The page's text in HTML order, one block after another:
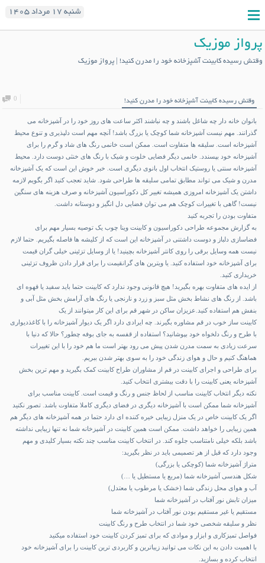
شنبه ۱۷ مرداد ۱۴۰۵
پرواز موزیک
وقتش رسیده کابینت آشپزخانه خود را مدرن کنید! | پرواز موزیک
وقتش رسیده کابینت آشپزخانه خود را مدرن کنید! 0
بانوان خانه دار چه شاغل باشند و چه نباشند اکثر ساعت های روز خود را در آشپزخانه می
گذرانند. مهم نیست آشپزخانه شما کوچک یا بزرگ باشد! آنچه مهم است دلپذیری و تنوع محیط
آشپزخانه است. سلیقه ها متفاوت است. ممکن است خانمی رنگ های شاد و گرم را برای
آشپزخانه خود بپسندد. خانمی دیگر فضایی خلوت و شیک با رنگ های خنثی دوست دارد. محیط
آشپزخانه سنتی یا روستیک انتخاب اول بانوی دیگری است. خبر خوش این است که یک آشپزخانه
مدرن و شیک می تواند مطابق تمامی سلیقه ها طراحی شود. شاید تعجب کنید اگر بگویم لازمه
داشتن یک آشپزخانه امروزی همیشه تغییر کل دکوراسیون آشپزخانه و صرف هزینه های سنگین
نیست! گاهی با تغییرات کوچک هم می توان فضایی دل انگیز و دوستانه داشت.
متفاوت بودن را تجربه کنید
به گزارش مجموعه طراحیدکوراسیون و کابینت وینا چوب یک توصیه بسیار مهم برای
فضاسازی دلباز و دوست داشتنی در آشپزخانه این است که از کلیشه ها فاصله بگیریم. حتما لازم
نیست همه وسایل برقی را روی کانتر آشپزخانه بچینید! یا از وسایل تزئینی خیلی گران قیمت
برای آشپزخانه خود استفاده کنید. یا ویترین های گرانقیمت را برای قرار دادن ظروف تزئینی
خریداری کنید.
از ایده های متفاوت بهره بگیرید! هیچ قانونی وجود ندارد که کابینت حتما باید سفید یا قهوه ای
باشد. از رنگ های نشاط بخش مثل سبز و زرد و نارنجی یا رنگ های آرامش بخش مثل آبی و
بنفش هم استفاده کنید.عزیزان ساکن در شهر قم برای این کار میتوانند از یک
کابینت ساز خوب در قم مشاوره بگیرند. چه ایرادی دارد اگر یک دیوار آشپزخانه را با کاغذدیواری
با طرح و رنگ دلخواه خود بپوشانید؟ استفاده از قفسه به جای بوفه چطور؟ حالا که دنیا با
سرعت زیادی به سمت مدرن شدن پیش می رود بهتر است ما هم خود را با این تغییرات
هماهنگ کنیم و حال و هوای زندگی خود را به سوی بهتر شدن ببریم.
برای طراحی و اجرای کابینت در قم از مشاوران طراح کابینت کمک بگیرید و مهم ترین بخش
آشپزخانه یعنی کابینت را با دقت بیشتری انتخاب کنید.
نکته دیگر انتخاب کابینت مناسب از لحاظ جنس و رنگ و قیمت است. کابینت مناسب برای
آشپزخانه شما ممکن است با آشپزخانه دیگری در فضای دیگری کاملا متفاوت باشد. تصور نکنید
اگر یک کابینت خاص در یک منزل زیبایی خیره کننده ای دارد حتما در همه آشپزخانه های دیگر هم
همین زیبایی را خواهد داشت. ممکن است همین کابینت در آشپزخانه شما نه تنها زیبایی نداشته
باشد بلکه خیلی نامتناسب جلوه کند. در انتخاب کابینت مناسب چند نکته بسیار کلیدی و مهم
وجود دارد که قبل از هر تصمیمی باید در نظر بگیرید:
متراژ آشپزخانه شما (کوچکی یا بزرگی)
شکل هندسی آشپزخانه شما (مربع یا مستطیل یا …)
آب و هوای محل زندگی شما (خشک یا مرطوب یا معتدل)
میزان تابش نور آفتاب در آشپزخانه شما
مستقیم یا غیر مستقیم بودن نور آفتاب در آشپزخانه شما
نظر و سلیقه شخصی خود شما در انتخاب طرح و رنگ کابینت
فواصل تمیزکاری و ابزار و موادی که برای تمیز کردن کابینت خود استفاده میکنید
با اهمیت دادن به این نکات می توانید زیباترین و کاربردی ترین کابینت را برای آشپزخانه خود
انتخاب کرده و بسازید.